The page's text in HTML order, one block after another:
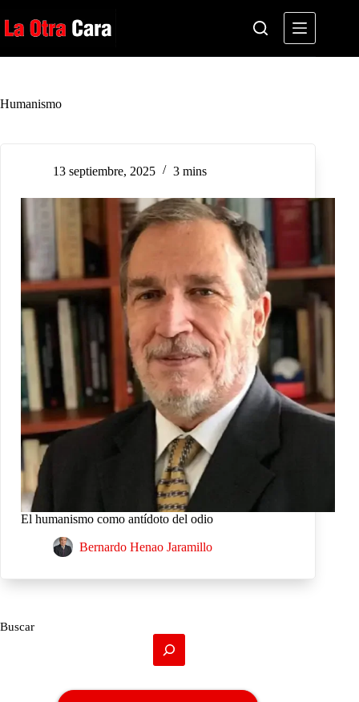
al
contenido
Humanismo
13 septiembre, 2025 3 mins
El humanismo como antídoto del odio
Bernardo Henao Jaramillo
Buscar